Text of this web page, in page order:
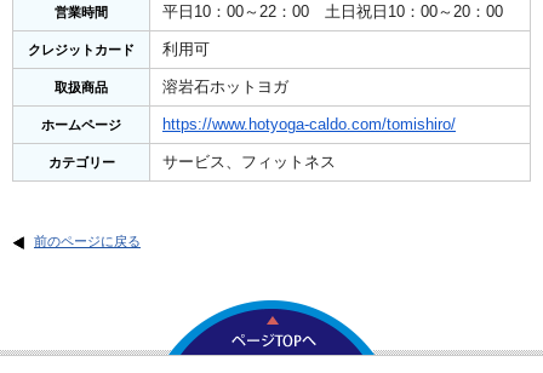
営業時間 平日10：00～22：00 土日祝日10：00～20：00
クレジットカード 利用可
取扱商品 溶岩石ホットヨガ
ホームページ https://www.hotyoga-caldo.com/tomishiro/
カテゴリー サービス、フィットネス
前のページに戻る